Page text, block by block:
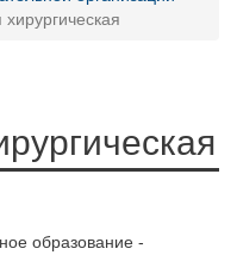
образование -